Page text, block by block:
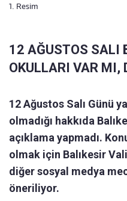
1. Resim
12 AĞUSTOS SALI
OKULLARI VAR MI,
12 Ağustos Salı Günü
olmadığı hakkıda
açıklama yapmadı.
olmak için Balıkesir
diğer sosyal medya
öneriliyor.